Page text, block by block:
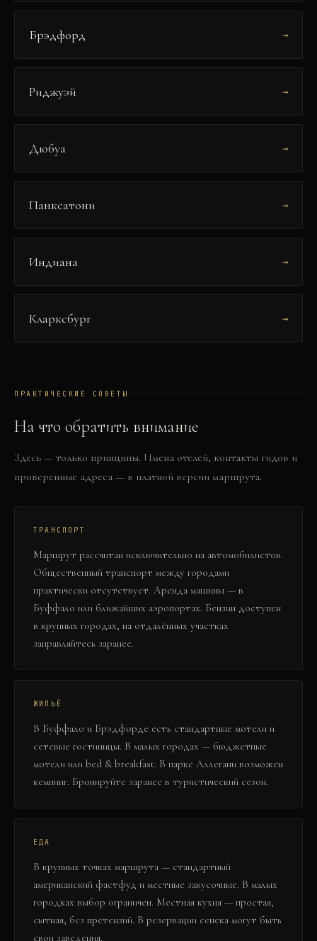
Брэдфорд →
Риджуэй →
Дюбуа →
Панксатони →
Индиана →
Кларксбург →
ПРАКТИЧЕСКИЕ СОВЕТЫ
На что обратить внимание
Здесь — только принципы. Имена отелей, контакты гидов и
проверенные адреса — в платной версии маршрута.
ТРАНСПОРТ
Маршрут рассчитан исключительно на автомобилистов.
Общественный транспорт между городами
практически отсутствует. Аренда машины — в
Буффало или ближайших аэропортах. Бензин доступен
в крупных городах, на отдалённых участках
заправляйтесь заранее.
ЖИЛЬЁ
В Буффало и Брэдфорде есть стандартные мотели и
сетевые гостиницы. В малых городах — бюджетные
мотели или bed & breakfast. В парке Аллегани возможен
кемпинг. Бронируйте заранее в туристический сезон.
ЕДА
В крупных точках маршрута — стандартный
американский фастфуд и местные закусочные. В малых
городках выбор ограничен. Местная кухня — простая,
сытная, без претензий. В резервации сенека могут быть
свои заведения.